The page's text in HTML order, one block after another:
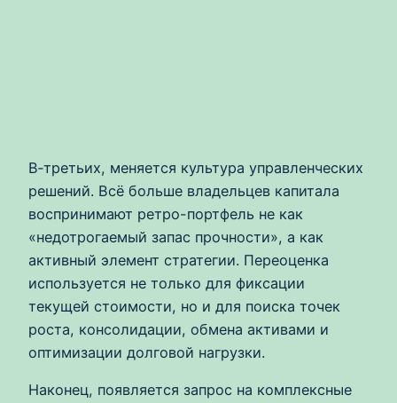
В‑третьих, меняется культура управленческих
решений. Всё больше владельцев капитала
воспринимают ретро-портфель не как
«недотрогаемый запас прочности», а как
активный элемент стратегии. Переоценка
используется не только для фиксации
текущей стоимости, но и для поиска точек
роста, консолидации, обмена активами и
оптимизации долговой нагрузки.
Наконец, появляется запрос на комплексные